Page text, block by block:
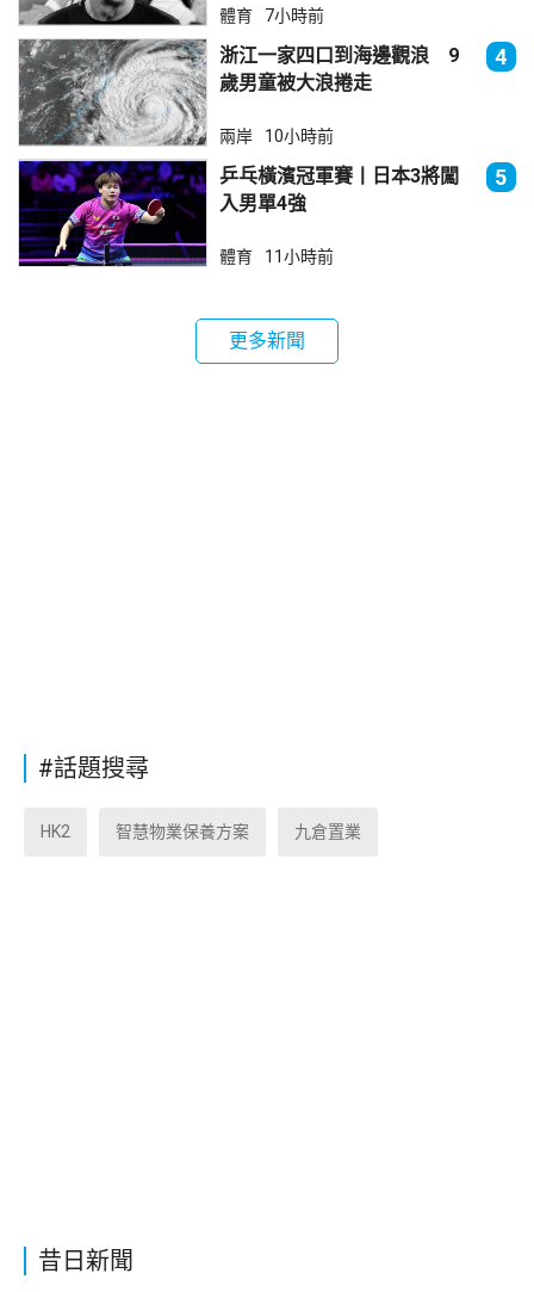
昔日新聞
體育 7小時前
浙江一家四口到海邊觀浪 9
歲男童被大浪捲走
4
兩岸 10小時前
乒乓橫濱冠軍賽丨日本3將闖
入男單4強
5
體育 11小時前
更多新聞
#話題搜尋
HK2 智慧物業保養方案 九倉置業